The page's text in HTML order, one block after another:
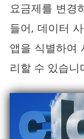
요금제를 변경
들어, 데이터
앱을 식별하여
리할 수 있습니